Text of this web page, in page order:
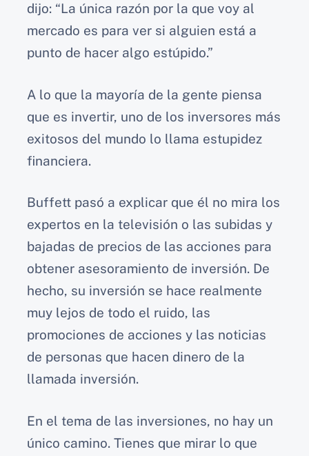
dijo: “La única razón por la que voy al
mercado es para ver si alguien está a
punto de hacer algo estúpido.”
A lo que la mayoría de la gente piensa
que es invertir, uno de los inversores más
exitosos del mundo lo llama estupidez
financiera.
Buffett pasó a explicar que él no mira los
expertos en la televisión o las subidas y
bajadas de precios de las acciones para
obtener asesoramiento de inversión. De
hecho, su inversión se hace realmente
muy lejos de todo el ruido, las
promociones de acciones y las noticias
de personas que hacen dinero de la
llamada inversión.
En el tema de las inversiones, no hay un
único camino. Tienes que mirar lo que